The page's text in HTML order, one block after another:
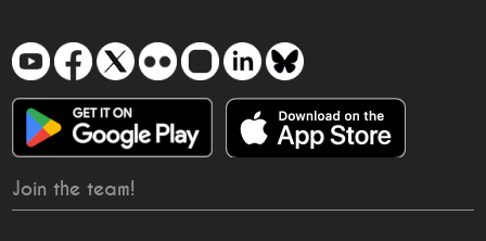
Join the team!